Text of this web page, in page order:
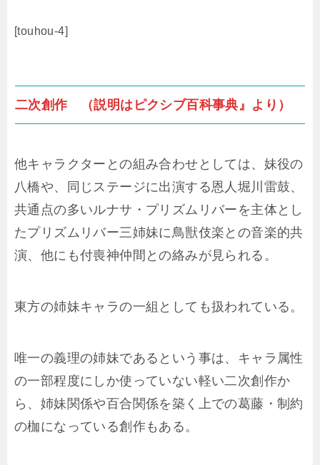
[touhou-4]
二次創作 （説明はピクシブ百科事典』より）
他キャラクターとの組み合わせとしては、妹役の
八橋や、同じステージに出演する恩人堀川雷鼓、
共通点の多いルナサ・プリズムリバーを主体とし
たプリズムリバー三姉妹に鳥獣伎楽との音楽的共
演、他にも付喪神仲間との絡みが見られる。
東方の姉妹キャラの一組としても扱われている。
唯一の義理の姉妹であるという事は、キャラ属性
の一部程度にしか使っていない軽い二次創作か
ら、姉妹関係や百合関係を築く上での葛藤・制約
の枷になっている創作もある。